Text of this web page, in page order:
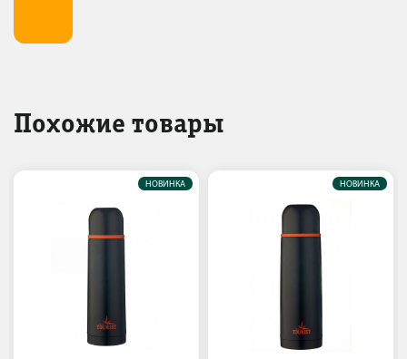
Похожие товары
НОВИНКА НОВИНКА